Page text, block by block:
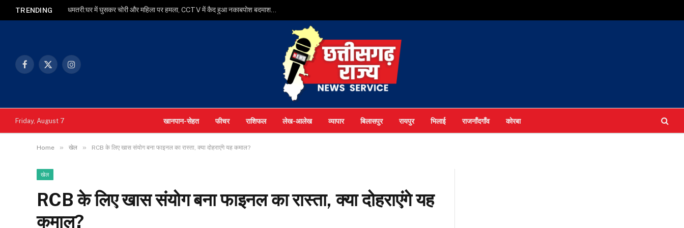
TRENDING धमतरी:घर में घुसकर चोरी और महिला पर हमला, CCTV में कैद हुआ नकाबपोश बदमाश…
Facebook
X
Instagram
Friday, August 7 खानपान-सेहत फीचर राशिफल लेख-आलेख व्यापार बिलासपुर रायपुर भिलाई राजनाँदगाँव कोरबा
Home » खेल » RCB के लिए खास संयोग बना फाइनल का रास्ता, क्या दोहराएंगे यह कमाल?
खेल
RCB के लिए खास संयोग बना फाइनल का रास्ता, क्या दोहराएंगे यह
कमाल?